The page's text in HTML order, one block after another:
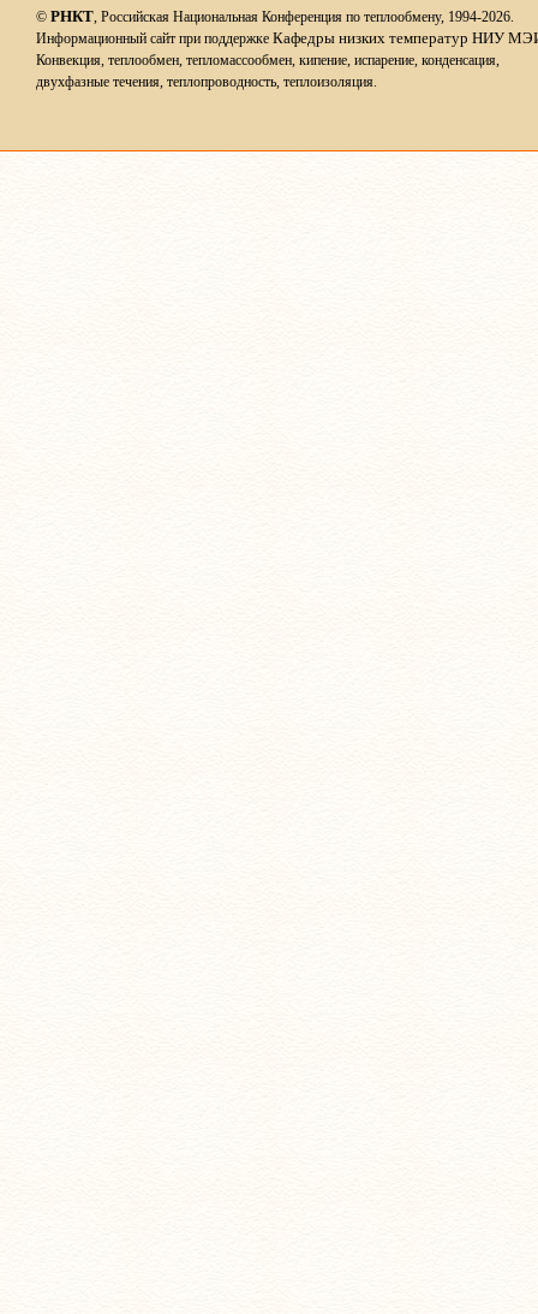
© РНКТ, Российская Национальная Конференция по теплообмену, 1994-2026.
Информационный сайт при поддержке Кафедры низких температур НИУ
Конвекция, теплообмен, тепломассообмен, кипение, испарение, конденсация,
двухфазные течения, теплопроводность, теплоизоляция.